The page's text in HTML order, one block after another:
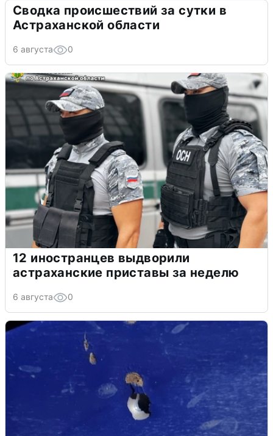
Сводка происшествий за сутки в
Астраханской области
6 августа 0
12 иностранцев выдворили
астраханские приставы за неделю
6 августа 0